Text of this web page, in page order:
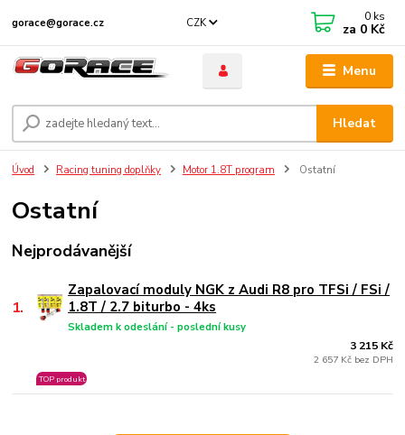
Menu
CZK
Hledat
gorace@gorace.cz 0 ks
za 0 Kč
Úvod Racing tuning doplňky Motor 1.8T program Ostatní
Ostatní
Nejprodávanější
1.
Zapalovací moduly NGK z Audi R8 pro TFSi / FSi /
1.8T / 2.7 biturbo - 4ks
Skladem k odeslání - poslední kusy
TOP produkt
3 215 Kč
2 657 Kč bez DPH